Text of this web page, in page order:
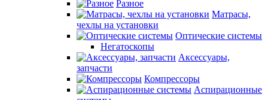
Разное
Матрасы,
чехлы на установки
Оптические системы
Негатоскопы
Аксессуары,
запчасти
Компрессоры
Аспирационные